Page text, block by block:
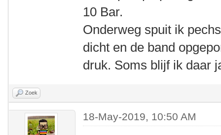
10 Bar.
Onderweg spuit ik
dicht en de band
druk. Soms blijf ik daar
Zoek
18-May-2019, 10:50 AM